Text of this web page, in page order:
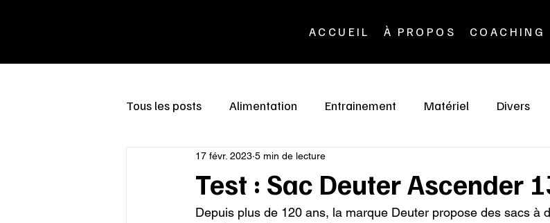
ACCUEIL À PROPOS COACHING
Tous les posts Alimentation Entrainement Matériel Divers
Test : Sac Deuter Ascender
17 févr. 2023 5 min de lecture
Depuis plus de 120 ans, la marque Deuter propose des sacs à